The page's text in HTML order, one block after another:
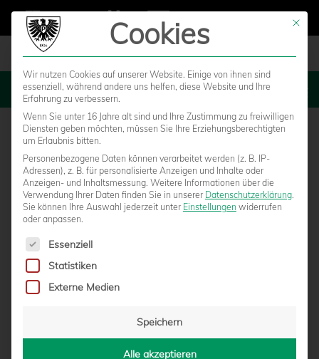
MENU
LVM ADLER-CUP BIETET TOP BESETZTES
vonMarcel Weskamp|19.06.2026 - 13:21
Mit
Cookies
Wir nutzen Cookies auf unserer Website. Einige von ihnen sind
essenziell, während andere uns helfen, diese Website und Ihre
Erfahrung zu verbessern.
Wenn Sie unter 16 Jahre alt sind und Ihre Zustimmung zu freiwilligen
Diensten geben möchten, müssen Sie Ihre Erziehungsberechtigten
um Erlaubnis bitten.
Personenbezogene Daten können verarbeitet werden (z. B. IP-
Adressen), z. B. für personalisierte Anzeigen und Inhalte oder
Anzeigen- und Inhaltsmessung. Weitere Informationen über die
Verwendung Ihrer Daten finden Sie in unserer Datenschutzerklärung.
Sie können Ihre Auswahl jederzeit unter Einstellungen widerrufen
oder anpassen.
Es folgt eine Liste der Service-Gruppen, für die eine
Essenziell
Statistiken
Externe Medien
Speichern
Alle akzeptieren